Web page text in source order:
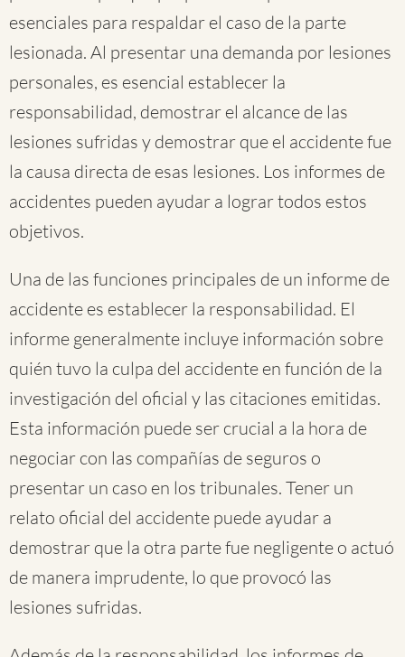
esenciales para respaldar el caso de la parte
lesionada. Al presentar una demanda por lesiones
personales, es esencial establecer la
responsabilidad, demostrar el alcance de las
lesiones sufridas y demostrar que el accidente fue
la causa directa de esas lesiones. Los informes de
accidentes pueden ayudar a lograr todos estos
objetivos.
Una de las funciones principales de un informe de
accidente es establecer la responsabilidad. El
informe generalmente incluye información sobre
quién tuvo la culpa del accidente en función de la
investigación del oficial y las citaciones emitidas.
Esta información puede ser crucial a la hora de
negociar con las compañías de seguros o
presentar un caso en los tribunales. Tener un
relato oficial del accidente puede ayudar a
demostrar que la otra parte fue negligente o actuó
de manera imprudente, lo que provocó las
lesiones sufridas.